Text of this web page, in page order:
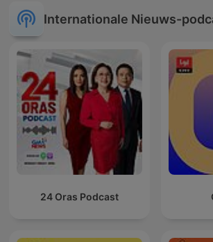
Internationale Nieuws-
24 Oras Podcast